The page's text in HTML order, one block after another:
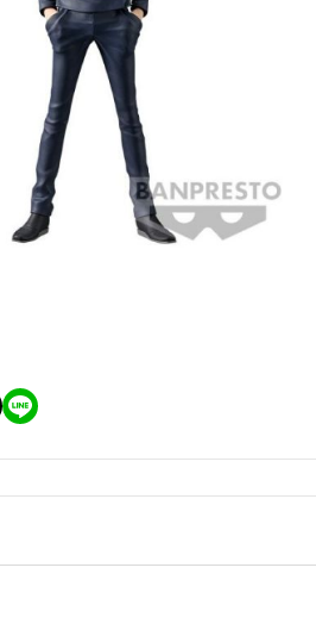
＞寶可夢
＞刀劍神域
＞火影忍者
＞初音未來
＞一拳超人
＞數碼寶貝
＞關於我轉生變成史萊姆這檔事
＞正能
＞嚕
＞其他